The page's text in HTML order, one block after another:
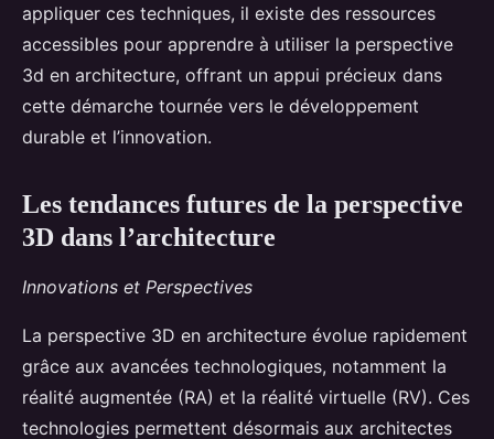
appliquer ces techniques, il existe des ressources
accessibles pour apprendre à utiliser la perspective
3d en architecture, offrant un appui précieux dans
cette démarche tournée vers le développement
durable et l’innovation.
Les tendances futures de la perspective
3D dans l’architecture
Innovations et Perspectives
La perspective 3D en architecture évolue rapidement
grâce aux avancées technologiques, notamment la
réalité augmentée (RA) et la réalité virtuelle (RV). Ces
technologies permettent désormais aux architectes